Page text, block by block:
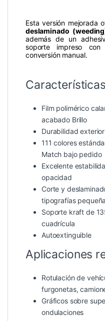
Esta versión mejorada
deslaminado
además de un
soporte impreso
conversión manual.
Film polimérico
acabado Brillo
Durabilidad
111 colores
Match bajo pedido
Excelente
opacidad
Corte y
tipografías
Soporte kraft de
cuadrícula
Autoextinguible
Aplicaciones
Rotulación de
furgonetas,
Gráficos sobre
ondulaciones